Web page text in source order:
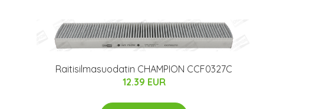
Raitisilmasuodatin CHAMPION CCF0327C
12.39 EUR